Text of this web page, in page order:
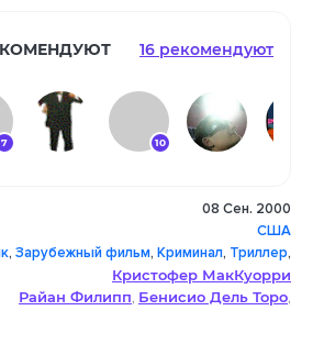
16 рекомендуют
7 10
08 Сен. 2000
США
, Зарубежный фильм, Криминал, Триллер,
драма
Кристофер МакКуорри
Райан Филипп, Бенисио Дель Торо,